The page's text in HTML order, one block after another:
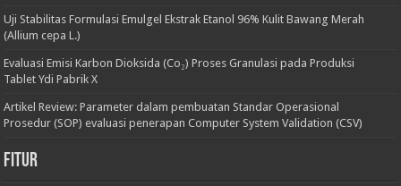
Uji Stabilitas Formulasi Emulgel Ekstrak Etanol 96% Kulit Bawang Merah
(Allium cepa L.)
Evaluasi Emisi Karbon Dioksida (Co₂) Proses Granulasi pada Produksi
Tablet Ydi Pabrik X
Artikel Review: Parameter dalam pembuatan Standar Operasional
Prosedur (SOP) evaluasi penerapan Computer System Validation (CSV)
Fitur